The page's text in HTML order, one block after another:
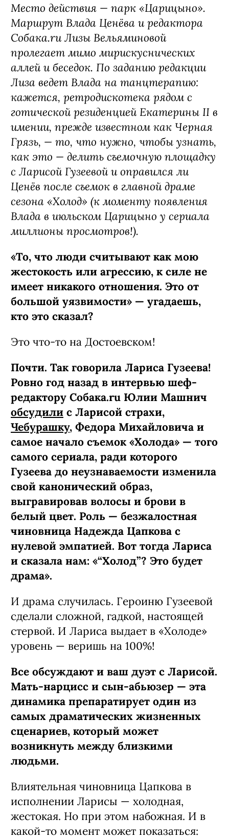
Место действия — парк «Царицыно».
Маршрут Влада Ценёва и редактора
Собака.ru Лизы Вельяминовой
пролегает мимо мирискуснических
аллей и беседок. По заданию редакции
Лиза ведет Влада на танцтерапию:
кажется, ретродискотека рядом с
готической резиденцией Екатерины II в
имении, прежде известном как Черная
Грязь, — то, что нужно, чтобы узнать,
как это — делить съемочную площадку
с Ларисой Гузеевой и оправился ли
Ценёв после съемок в главной драме
сезона «Холод» (к моменту появления
Влада в июльском Царицыно у сериала
миллионы просмотров!).
«То, что люди считывают как мою
жестокость или агрессию, к силе не
имеет никакого отношения. Это от
большой уязвимости» — угадаешь,
кто это сказал?
Это что-то на Достоевском!
Почти. Так говорила Лариса Гузеева!
Ровно год назад в интервью шеф-
редактору Собака.ru Юлии Машнич
обсудили с Ларисой страхи,
Чебурашку, Федора Михайловича и
самое начало съемок «Холода» — того
самого сериала, ради которого
Гузеева до неузнаваемости изменила
свой канонический образ,
выгравировав волосы и брови в
белый цвет. Роль — безжалостная
чиновница Надежда Цапкова с
нулевой эмпатией. Вот тогда Лариса
и сказала нам: «“Холод”? Это будет
драма».
И драма случилась. Героиню Гузеевой
сделали сложной, гадкой, настоящей
стервой. И Лариса выдает в «Холоде»
уровень — веришь на 100%!
Все обсуждают и ваш дуэт с Ларисой.
Мать-нарцисс и сын-абьюзер — эта
динамика препаратирует один из
самых драматических жизненных
сценариев, который может
возникнуть между близкими
людьми.
Влиятельная чиновница Цапкова в
исполнении Ларисы — холодная,
жестокая. Но при этом набожная. И в
какой-то момент может показаться: